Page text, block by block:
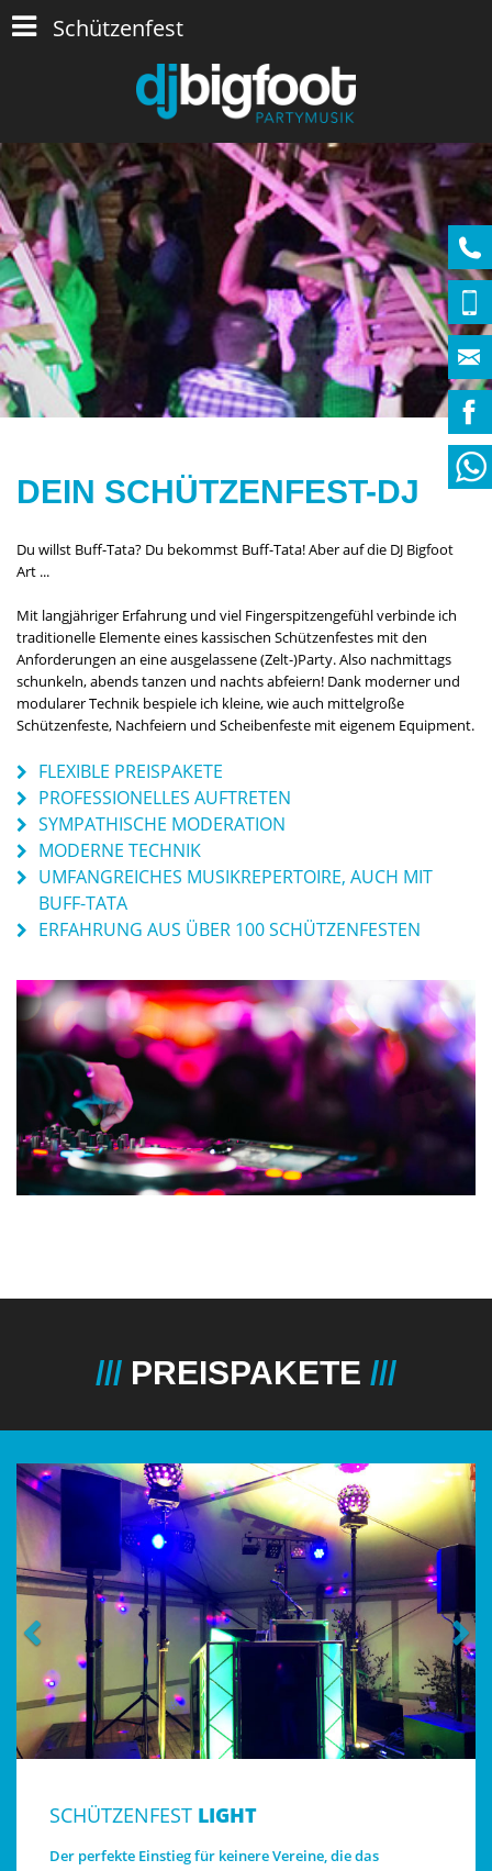
Schützenfest
DEIN SCHÜTZENFEST-DJ
Du willst Buff-Tata? Du bekommst Buff-Tata! Aber auf die DJ Bigfoot
Art ...
Mit langjähriger Erfahrung und viel Fingerspitzengefühl verbinde ich
traditionelle Elemente eines kassischen Schützenfestes mit den
Anforderungen an eine ausgelassene (Zelt-)Party. Also nachmittags
schunkeln, abends tanzen und nachts abfeiern! Dank moderner und
modularer Technik bespiele ich kleine, wie auch mittelgroße
Schützenfeste, Nachfeiern und Scheibenfeste mit eigenem Equipment.
FLEXIBLE PREISPAKETE
PROFESSIONELLES AUFTRETEN
SYMPATHISCHE MODERATION
MODERNE TECHNIK
UMFANGREICHES MUSIKREPERTOIRE, AUCH MIT
BUFF-TATA
ERFAHRUNG AUS ÜBER 100 SCHÜTZENFESTEN
PREISPAKETE
SCHÜTZENFEST LIGHT
Der perfekte Einstieg für keinere Vereine, die das